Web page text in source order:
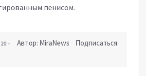
пенисом.
Автор: MiraNews Подписаться: